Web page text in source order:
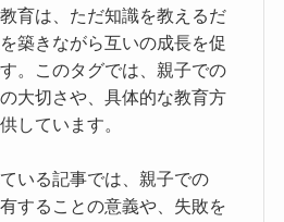
育は、ただ知識を教えるだ
築きながら互いの成長を促
。このタグでは、親子での
大切さや、具体的な教育方
しています。
いる記事では、親子での
することの意義や、失敗を